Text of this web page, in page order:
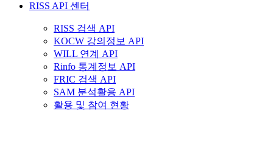
RISS API 센터
RISS 검색 API
KOCW 강의정보 API
WILL 연계 API
Rinfo 통계정보 API
FRIC 검색 API
SAM 분석활용 API
활용 및 참여 현황